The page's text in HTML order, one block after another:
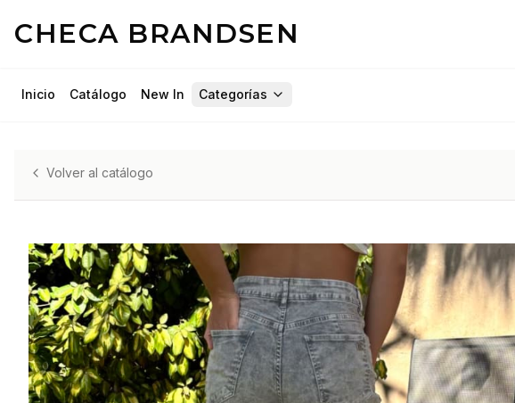
CHECA BRANDSEN
Inicio Catálogo New In Categorías
Volver al catálogo